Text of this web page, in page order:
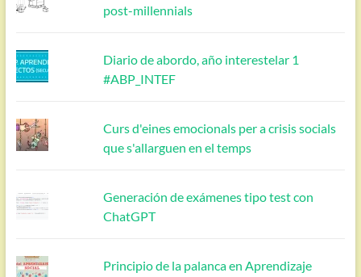
post-millennials
Diario de abordo, año interestelar 1
#ABP_INTEF
Curs d'eines emocionals per a crisis socials
que s'allarguen en el temps
Generación de exámenes tipo test con
ChatGPT
Principio de la palanca en Aprendizaje